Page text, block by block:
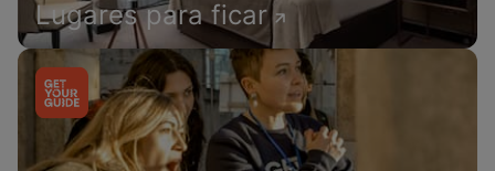
Lugares para ficar